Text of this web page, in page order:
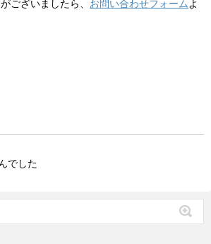
ございましたら、 お問い合わせフォーム よ
でした